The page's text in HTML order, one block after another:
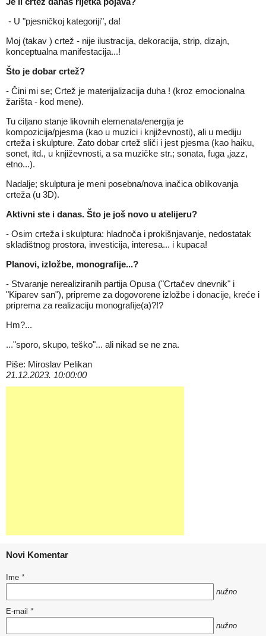
⁠ - U "pjesničkoj kategoriji", da!
Moj (takav ) crtež - nije ilustracija, dekoracija, strip, dizajn,
konceptualna manifestacija...!
Što je dobar crtež?
- Čini mi se; Crtež je materijalizacija duha ! (kroz emocionalna
žarišta - kod mene).
Tu ciljano stanje likovnih elemenata/energija je
kompozicija/pjesma (kao u muzici i književnosti), ali u mediju
crteža i skulpture. Zato dobar crtež sliči i jest pjesma (kao haiku,
sonet, itd., u književnosti, a sa muzičke str.; sonata, fuga ,jazz,
etno...).
Nadalje; skulptura je meni posebna/nova inačica oblikovanja
crteža (u 3D).
Aktivni ste i danas. Što je još novo u atelijeru?
- Osim crteža i skulptura: hladnoča i prokišnjavanje, nedostatak
skladištnog prostora, investicija, interesa... i kupaca!
Planovi, izložbe, monografije...?
- Stvaranje nerealiziranih partija Opusa ("Crtačev dnevnik" i
"Kiparev san"), pripreme za dogovorene izložbe i donacije, kreće i
priprema za realizaciju monografije(a)?!?
Hm?...
..."sporo, skupo, teško"... ali nikad se ne zna.
Piše: Miroslav Pelikan
21.12.2023. 10:00:00
Novi Komentar
Ime *
nužno
E-mail *
nužno